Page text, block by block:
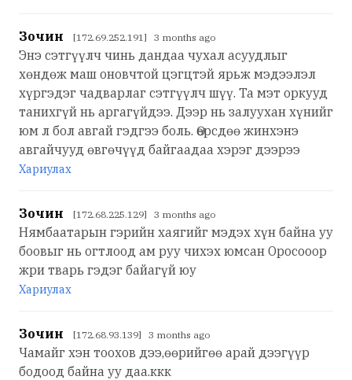
Зочин [172.69.252.191] 3 months ago
Энэ сэтгүүлч чинь дандаа чухал асуудлыг
хөндөж маш оновчтой цэгцтэй ярьж мэдээлэл
хүргэдэг чадварлаг сэтгүүлч шүү. Та мэт оркууд
танихгүй нь аргагүйдээ. Дээр нь залуухан хүнийг
юм л бол авгай гэдгээ боль. Өөрсдөө жинхэнэ
авгайчууд өвгөчүүд байгаадаа хэрэг дээрээ
Хариулах
Зочин [172.68.225.129] 3 months ago
Нямбаатарын гэрийн хаягийг мэдэх хүн байна уу
боовыг нь огтлоод ам руу чихэх юмсан Оросооор
жри тварь гэдэг байагүй юу
Хариулах
Зочин [172.68.93.139] 3 months ago
Чамайг хэн тоохов дээ,өөрийгөө арай дээгүүр
бодоод байна уу даа.ккк